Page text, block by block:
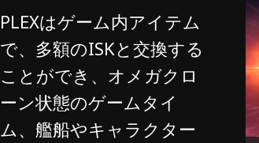
PLEXはゲーム内アイテム
で、多額のISKと交換する
ことができ、オメガクロ
ーン状態のゲームタイ
ム、艦船やキャラクター